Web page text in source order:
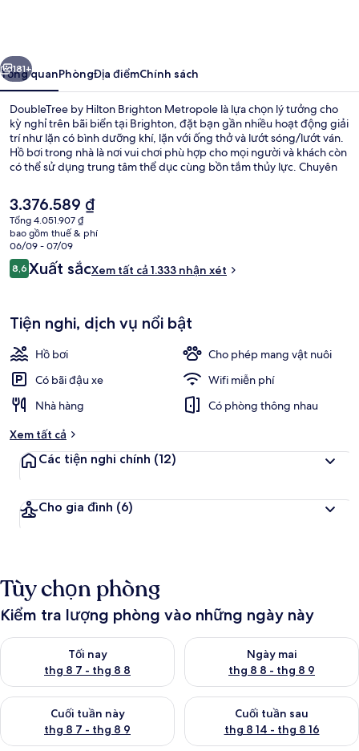
Metropole
Tiếp
181+
Tổng quanPhòngĐịa điểmChính sách
DoubleTree by Hilton Brighton Metropole là lựa chọn lý tưởng cho
kỳ nghỉ trên bãi biển tại Brighton, đặt bạn gần nhiều hoạt động giải
trí như lặn có bình dưỡng khí, lặn với ống thở và lướt sóng/lướt ván.
Hồ bơi trong nhà là nơi vui chơi phù hợp cho mọi người và khách còn
có thể sử dụng trung tâm thể dục cùng bồn tắm thủy lực. Chuyên
thể chọn lựa. Khách sạn phong cách kiến trúc thời Victoria này cũng
được trang bị quán bar/khu lounge, phòng tắm hơi và phòng xông
hơi. Du khách đánh giá cao nhân viên nhiệt tình và bữa sáng.
Giá
hiện
tại
là
3.376.589 ₫
3.376.589 ₫
Tổng 4.051.907 ₫
bao gồm thuế & phí
06/09 - 07/09
Nhận
xét
8,68,6 trên 10,
Xuất sắcXem tất cả 1.333 nhận xét
Tiện nghi, dịch vụ nổi bật
Hồ bơi
Cho phép mang vật nuôi
Có bãi đậu xe
Wifi miễn phí
Nhà hàng
Có phòng thông nhau
Xem tất cả
Các tiện nghi chính (12)
Cho gia đình (6)
Tùy chọn phòng
Kiểm tra lượng phòng vào những ngày này
Tối nay
thg 8 7 - thg 8 8
Kiểm tra lượng phòng tối nay từ thg 8 7 - thg 8 8
Ngày mai
thg 8 8 - thg 8 9
Kiểm tra lượng phòng ngày
Cuối tuần này
thg 8 7 - thg 8 9
Kiểm tra lượng phòng cuối tuần này từ thg 8 7 - thg 8 9
Cuối tuần sau
thg 8 14 - thg 8 16
Kiểm tra lượng phòng cuối